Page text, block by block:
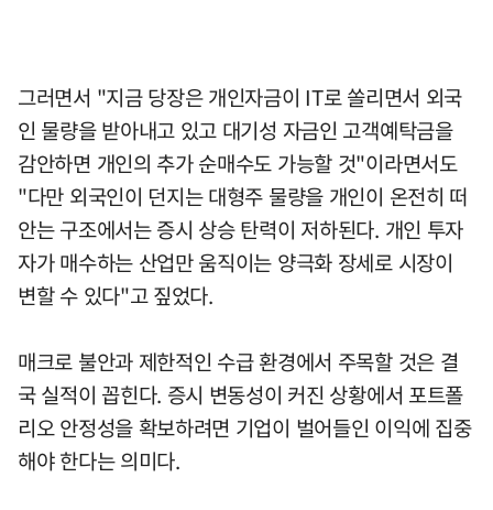
그러면서 "지금 당장은 개인자금이 IT로 쏠리면서 외국
인 물량을 받아내고 있고 대기성 자금인 고객예탁금을
감안하면 개인의 추가 순매수도 가능할 것"이라면서도
"다만 외국인이 던지는 대형주 물량을 개인이 온전히 떠
안는 구조에서는 증시 상승 탄력이 저하된다. 개인 투자
자가 매수하는 산업만 움직이는 양극화 장세로 시장이
변할 수 있다"고 짚었다.
매크로 불안과 제한적인 수급 환경에서 주목할 것은 결
국 실적이 꼽힌다. 증시 변동성이 커진 상황에서 포트폴
리오 안정성을 확보하려면 기업이 벌어들인 이익에 집중
해야 한다는 의미다.